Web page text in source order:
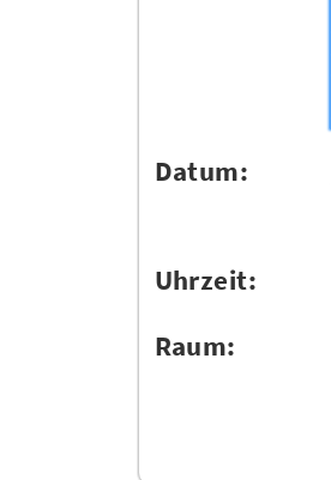
Datum:
Uhrzeit:
Raum: